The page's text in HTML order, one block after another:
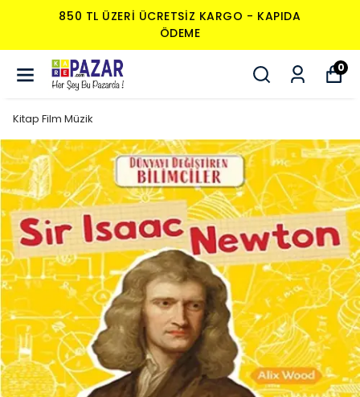
850 TL ÜZERI ÜCRETSIZ KARGO - KAPIDA
ÖDEME
0
Kitap Film Müzik